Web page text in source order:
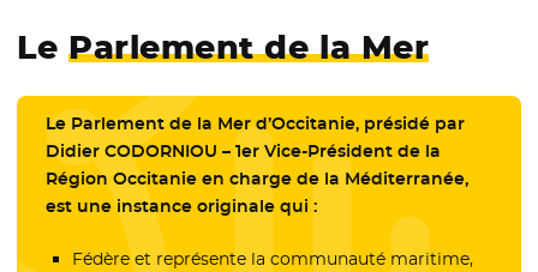
LeParlement de la Mer
Le Parlement de la Mer d’Occitanie, présidé par
Didier CODORNIOU – 1er Vice-Président de la
Région Occitanie en charge de la Méditerranée,
est une instance originale qui :
Fédère et représente la communauté maritime,